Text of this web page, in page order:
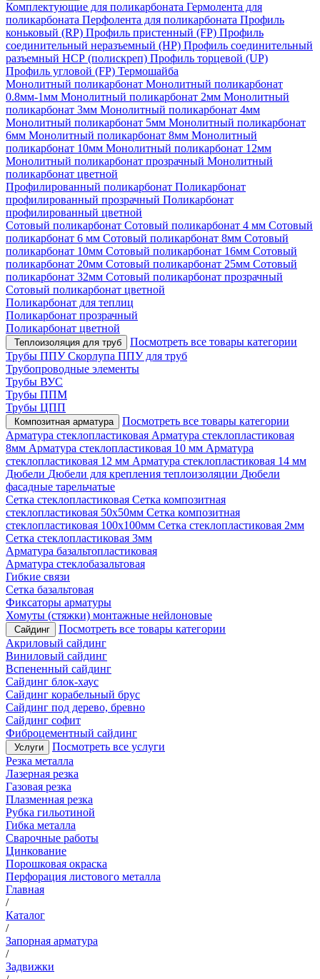
Комплектующие для поликарбоната Гермолента для
поликарбоната Перфолента для поликарбоната Профиль
коньковый (RP) Профиль пристенный (FP) Профиль
соединительный неразъемный (НР) Профиль соединительный
разъемный НСР (полискреп) Профиль торцевой (UP)
Профиль угловой (FP) Термошайба
Монолитный поликарбонат Монолитный поликарбонат
0.8мм-1мм Монолитный поликарбонат 2мм Монолитный
поликарбонат 3мм Монолитный поликарбонат 4мм
Монолитный поликарбонат 5мм Монолитный поликарбонат
6мм Монолитный поликарбонат 8мм Монолитный
поликарбонат 10мм Монолитный поликарбонат 12мм
Монолитный поликарбонат прозрачный Монолитный
поликарбонат цветной
Профилированный поликарбонат Поликарбонат
профилированный прозрачный Поликарбонат
профилированный цветной
Сотовый поликарбонат Сотовый поликарбонат 4 мм Сотовый
поликарбонат 6 мм Сотовый поликарбонат 8мм Сотовый
поликарбонат 10мм Сотовый поликарбонат 16мм Сотовый
поликарбонат 20мм Сотовый поликарбонат 25мм Сотовый
поликарбонат 32мм Сотовый поликарбонат прозрачный
Сотовый поликарбонат цветной
Поликарбонат для теплиц
Поликарбонат прозрачный
Поликарбонат цветной
Теплоизоляция для труб
Посмотреть все товары категории
Трубы ППУСкорлупа ППУ для труб
Трубопроводные элементы
Трубы ВУС
Трубы ППМ
Трубы ЦПП
Композитная арматура
Посмотреть все товары категории
Арматура стеклопластиковая Арматура стеклопластиковая
8мм Арматура стеклопластиковая 10 мм Арматура
стеклопластиковая 12 мм Арматура стеклопластиковая 14 мм
Дюбели Дюбели для крепления теплоизоляции Дюбели
фасадные тарельчатые
Сетка стеклопластиковая Сетка композитная
стеклопластиковая 50х50мм Сетка композитная
стеклопластиковая 100х100мм Сетка стеклопластиковая 2мм
Сетка стеклопластиковая 3мм
Арматура базальтопластиковая
Арматура стеклобазальтовая
Гибкие связи
Сетка базальтовая
Фиксаторы арматуры
Хомуты (стяжки) монтажные нейлоновые
Сайдинг
Посмотреть все товары категории
Акриловый сайдинг
Виниловый сайдинг
Вспененный сайдинг
Сайдинг блок-хаус
Сайдинг корабельный брус
Сайдинг под дерево, бревно
Сайдинг софит
Фиброцементный сайдинг
Услуги
Посмотреть все услуги
Резка металла
Лазерная резка
Газовая резка
Плазменная резка
Рубка гильотиной
Гибка металла
Сварочные работы
Цинкование
Порошковая окраска
Перфорация листового металла
Главная
/
Каталог
/
Запорная арматура
/
Задвижки